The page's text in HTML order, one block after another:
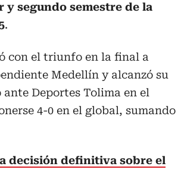
segundo semestre de la
.
con el triunfo en la final a
Medellín y alcanzó su
Deportes Tolima en el
4-0 en el global, sumando
decisión definitiva sobre el